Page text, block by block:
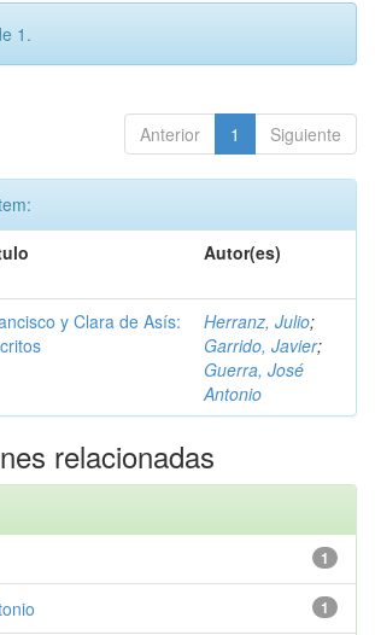
1.
Anterior 1 Siguiente
Autor(es)
y Clara de Asís:
Herranz, Julio;
Garrido, Javier;
Guerra, José
Antonio
relacionadas
1
1